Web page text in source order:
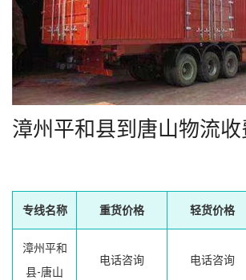
漳州平和县到唐山物流收
专线名称 重货价格 轻货价格
漳州平和
县-唐山
电话咨询 电话咨询